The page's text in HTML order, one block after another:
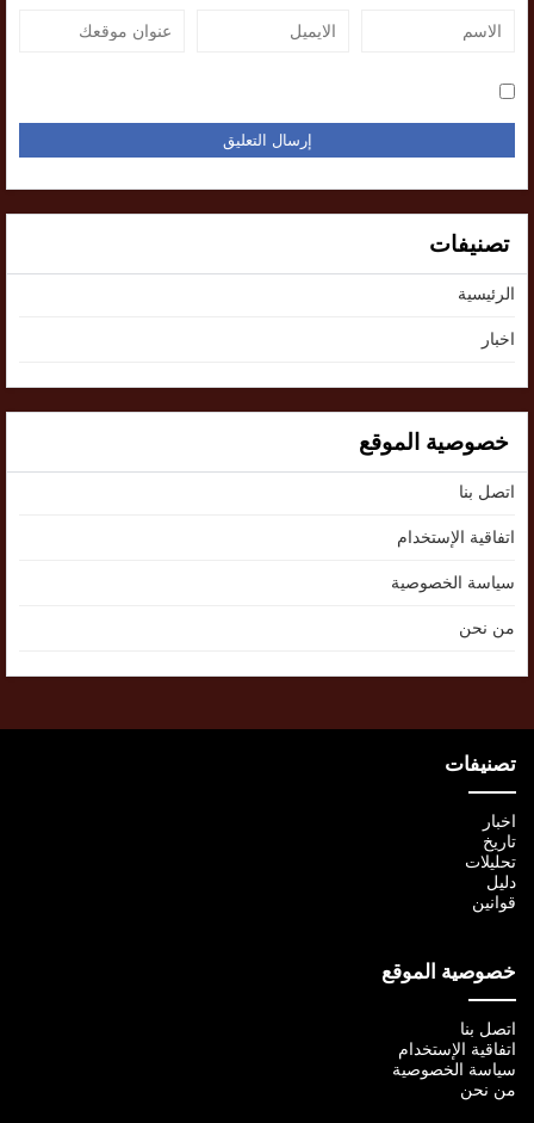
تصنيفات
الرئيسية
اخبار
خصوصية الموقع
اتصل بنا
اتفاقية الإستخدام
سياسة الخصوصية
من نحن
تصنيفات
اخبار
تاريخ
تحليلات
دليل
قوانين
خصوصية الموقع
اتصل بنا
اتفاقية الإستخدام
سياسة الخصوصية
من نحن